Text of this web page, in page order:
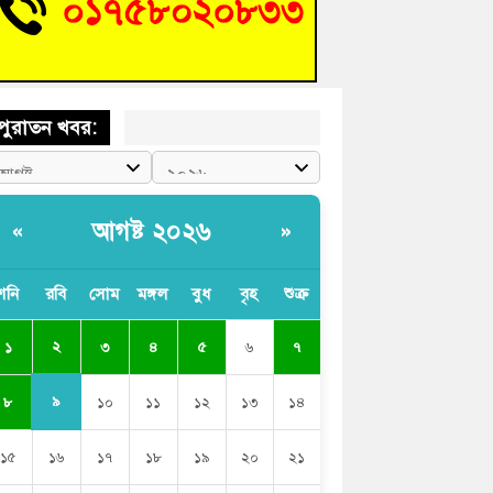
আপনাদের ছাড়বে না-সাক্কু
আলোচনা সভা ও পুরস্কার বিতরণ
খবর:
« আগষ্ট ২০২৬ »
রবি সোম মঙ্গল বুধ বৃহ শুক্র
১ ২ ৩ ৪ ৫ ৬ ৭
৮ ৯ ১০ ১১ ১২ ১৩ ১৪
১৫ ১৬ ১৭ ১৮ ১৯ ২০ ২১